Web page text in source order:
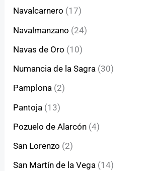
Navalcarnero (17)
Navalmanzano (24)
Navas de Oro (10)
Numancia de la Sagra (30)
Pamplona (2)
Pantoja (13)
Pozuelo de Alarcón (4)
San Lorenzo (2)
San Martín de la Vega (14)